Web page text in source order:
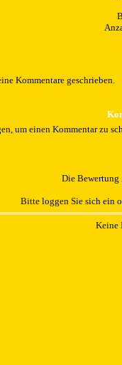
Kommentare geschrieben.
um einen Kommentar zu
Die
Bitte loggen Sie sich ein
Keine